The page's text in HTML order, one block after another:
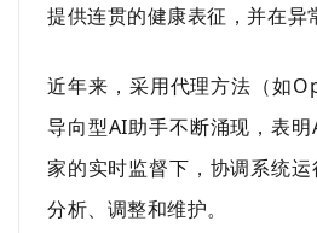
提供连贯的健康表征，并在异
近年来，采用代理方法（如
导向型AI助手不断涌现，表
家的实时监督下，协调系统
分析、调整和维护。